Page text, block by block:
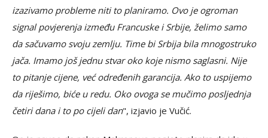
izazivamo probleme niti to planiramo. Ovo je ogroman
signal povjerenja između Francuske i Srbije, želimo samo
da sačuvamo svoju zemlju. Time bi Srbija bila mnogostruko
jača. Imamo još jednu stvar oko koje nismo saglasni. Nije
to pitanje cijene, već određenih garancija. Ako to uspijemo
da riješimo, biće u redu. Oko ovoga se mučimo posljednja
četiri dana i to po cijeli dan", izjavio je Vučić.